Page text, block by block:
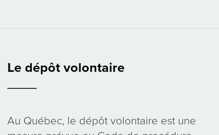
Le dépôt volontaire
Au Québec, le dépôt volontaire est une